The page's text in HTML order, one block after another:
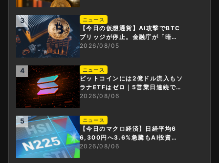
3 ニュース
【今日の仮想通貨】AI攻撃でBTC
ブリッジが停止。金融庁が「暗号
資産・ステーブルコイン課」新設
2026/08/05
4 ニュース
ビットコインには2億ドル流入もソ
ラナETFはゼロ｜5営業日連続で停
止
2026/08/06
5 ニュース
【今日のマクロ経済】日経平均6
6,300円へ3.6%急騰もAI投資回
収懸念が再燃
2026/08/06